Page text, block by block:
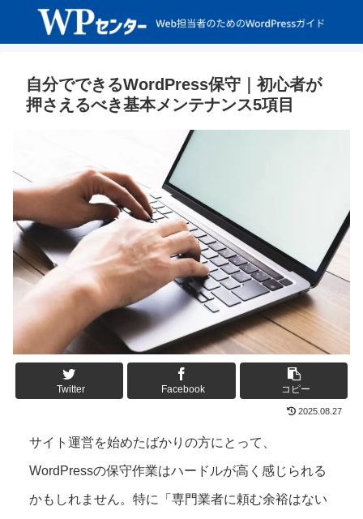
自分でできるWordPress保守｜初心者が
押さえるべき基本メンテナンス5項目
Twitter Facebook コピー
2025.08.27
サイト運営を始めたばかりの方にとって、
WordPressの保守作業はハードルが高く感じられる
かもしれません。特に「専門業者に頼む余裕はない